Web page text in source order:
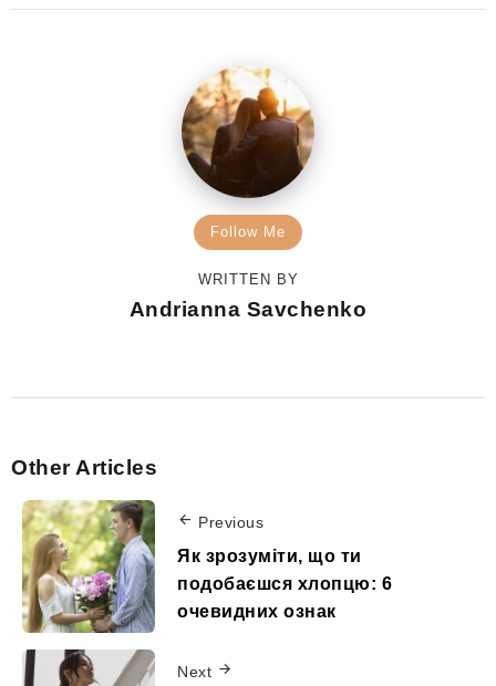
Follow Me
WRITTEN BY
Andrianna Savchenko
Other Articles
Previous
Як зрозуміти, що ти
подобаєшся хлопцю: 6
очевидних ознак
Next